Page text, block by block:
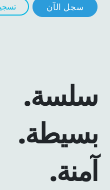
سجل الآن
سلسة.
بسيطة.
آمنة.